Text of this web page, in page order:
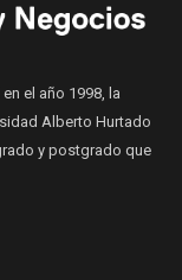
el año 1998, la
Alberto Hurtado
y postgrado que